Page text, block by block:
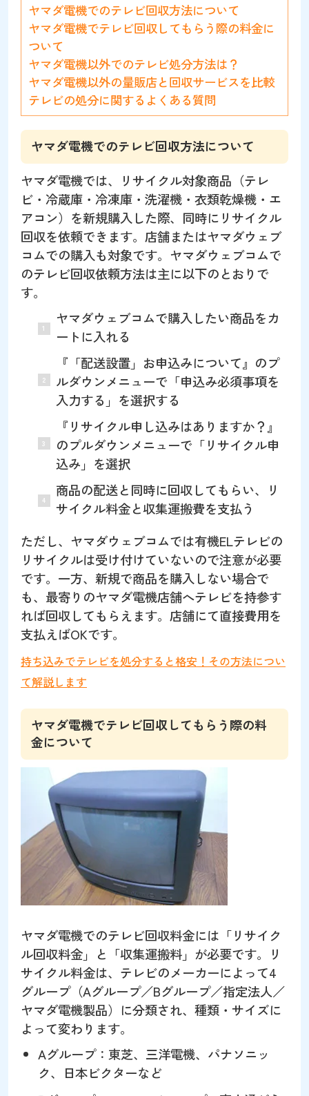
ヤマダ電機でのテレビ回収方法について
ヤマダ電機でテレビ回収してもらう際の料金に
ついて
ヤマダ電機以外でのテレビ処分方法は？
ヤマダ電機以外の量販店と回収サービスを比較
テレビの処分に関するよくある質問
ヤマダ電機でのテレビ回収方法について
ヤマダ電機では、リサイクル対象商品（テレ
ビ・冷蔵庫・冷凍庫・洗濯機・衣類乾燥機・エ
アコン）を新規購入した際、同時にリサイクル
回収を依頼できます。店舗またはヤマダウェブ
コムでの購入も対象です。ヤマダウェブコムで
のテレビ回収依頼方法は主に以下のとおりで
す。
ヤマダウェブコムで購入したい商品をカ
ートに入れる
『「配送設置」お申込みについて』のプ
ルダウンメニューで「申込み必須事項を
入力する」を選択する
『リサイクル申し込みはありますか？』
のプルダウンメニューで「リサイクル申
込み」を選択
商品の配送と同時に回収してもらい、リ
サイクル料金と収集運搬費を支払う
ただし、ヤマダウェブコムでは有機ELテレビの
リサイクルは受け付けていないので注意が必要
です。一方、新規で商品を購入しない場合で
も、最寄りのヤマダ電機店舗へテレビを持参す
れば回収してもらえます。店舗にて直接費用を
支払えばOKです。
持ち込みでテレビを処分すると格安！その方法につい
て解説します
ヤマダ電機でテレビ回収してもらう際の料
金について
ヤマダ電機でのテレビ回収料金には「リサイク
ル回収料金」と「収集運搬料」が必要です。リ
サイクル料金は、テレビのメーカーによって4
グループ（Aグループ／Bグループ／指定法人／
ヤマダ電機製品）に分類され、種類・サイズに
よって変わります。
Aグループ：東芝、三洋電機、パナソニッ
ク、日本ビクターなど